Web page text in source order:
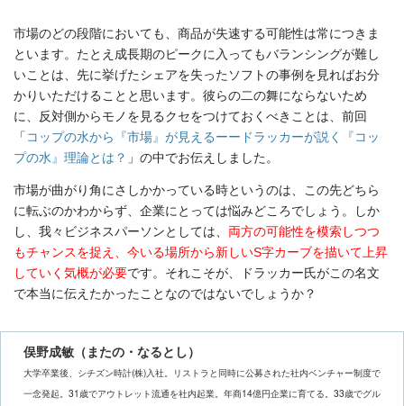
市場のどの段階においても、商品が失速する可能性は常につきま
といます。たとえ成長期のピークに入ってもバランシングが難し
いことは、先に挙げたシェアを失ったソフトの事例を見ればお分
かりいただけることと思います。彼らの二の舞にならないため
に、反対側からモノを見るクセをつけておくべきことは、前回
「 コップの水から『市場』が見えるーードラッカーが説く『コッ
プの水』理論とは？ 」の中でお伝えしました。
市場が曲がり角にさしかかっている時というのは、この先どちら
に転ぶのかわからず、企業にとっては悩みどころでしょう。しか
し、我々ビジネスパーソンとしては、 両方の可能性を模索しつつ
もチャンスを捉え、今いる場所から新しいS字カーブを描いて上昇
していく気概が必要です。それこそが、ドラッカー氏がこの名文
で本当に伝えたかったことなのではないでしょうか？
俣野成敏（またの・なるとし）
大学卒業後、シチズン時計(株)入社。リストラと同時に公募された社内ベンチャー制度で
一念発起。31歳でアウトレット流通を社内起業。年商14億円企業に育てる。33歳でグル